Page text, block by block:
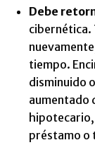
Debe
cibernética.
tiempo.
disminuido
aumentado
hipotecario,
préstamo o